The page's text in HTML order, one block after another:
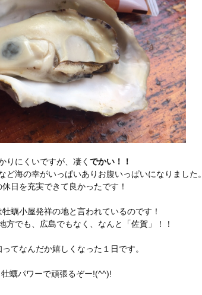
りにくいですが、凄く でかい！！
ど海の幸がいっぱいありお腹いっぱいになりました。
日を充実できて良かったです！
蠣小屋発祥の地と言われているのです！
方でも、広島でもなく、なんと「佐賀」！！
てなんだか嬉しくなった１日です。
蠣パワーで頑張るぞー!(^^)!